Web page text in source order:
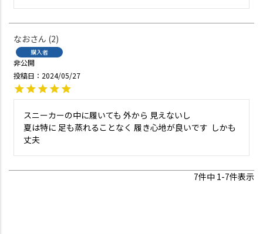
なお 2
購入者
非公開
投稿日
2024/05/27
スニーカーの中に履いても 外から 見えないし
夏は特に 足も蒸れることなく 履き心地が良いです  しかも
丈夫
7件中 1-7件表示